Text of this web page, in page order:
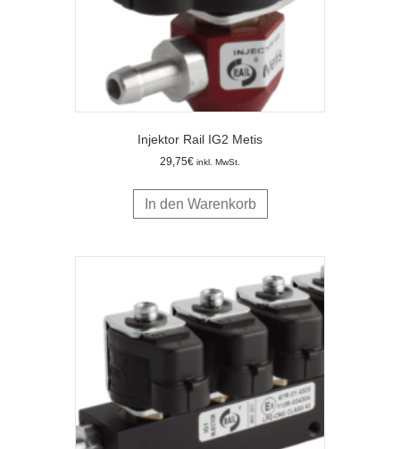
Injektor Rail IG2 Metis
29,75€ inkl. MwSt.
In den Warenkorb